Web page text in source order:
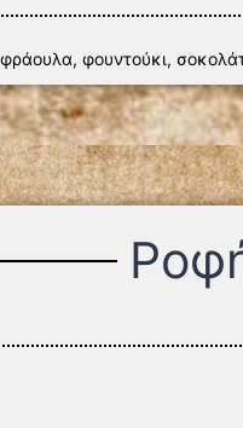
φουντούκι,